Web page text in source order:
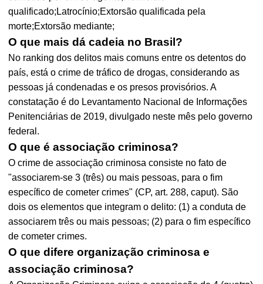
qualificado;Latrocínio;Extorsão qualificada pela
morte;Extorsão mediante;
O que mais dá cadeia no Brasil?
No ranking dos delitos mais comuns entre os detentos do
país, está o crime de tráfico de drogas, considerando as
pessoas já condenadas e os presos provisórios. A
constatação é do Levantamento Nacional de Informações
Penitenciárias de 2019, divulgado neste mês pelo governo
federal.
O que é associação criminosa?
O crime de associação criminosa consiste no fato de
"associarem-se 3 (três) ou mais pessoas, para o fim
específico de cometer crimes" (CP, art. 288, caput). São
dois os elementos que integram o delito: (1) a conduta de
associarem três ou mais pessoas; (2) para o fim específico
de cometer crimes.
O que difere organização criminosa e
associação criminosa?